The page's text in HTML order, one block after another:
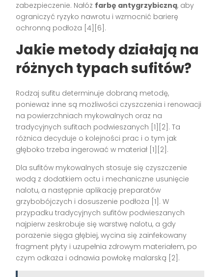
zabezpieczenie. Nałóż farbę antygrzybiczną, aby
ograniczyć ryzyko nawrotu i wzmocnić barierę
ochronną podłoża [4][6].
Jakie metody działają na
różnych typach sufitów?
Rodzaj sufitu determinuje dobraną metodę,
ponieważ inne są możliwości czyszczenia i renowacji
na powierzchniach mykowalnych oraz na
tradycyjnych sufitach podwieszanych [1][2]. Ta
różnica decyduje o kolejności prac i o tym jak
głęboko trzeba ingerować w materiał [1][2].
Dla sufitów mykowalnych stosuje się czyszczenie
wodą z dodatkiem octu i mechaniczne usunięcie
nalotu, a następnie aplikację preparatów
grzybobójczych i dosuszenie podłoża [1]. W
przypadku tradycyjnych sufitów podwieszanych
najpierw zeskrobuje się warstwę nalotu, a gdy
porażenie sięga głębiej, wycina się zainfekowany
fragment płyty i uzupełnia zdrowym materiałem, po
czym odkaża i odnawia powłokę malarską [2].